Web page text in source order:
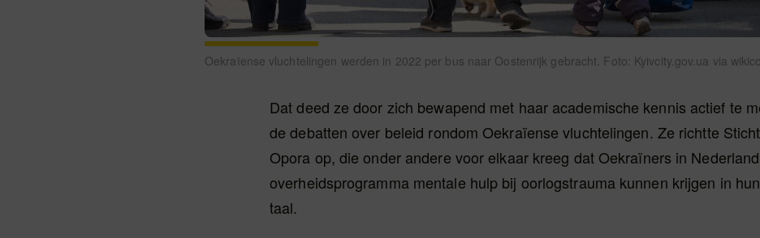
Oekraïense vluchtelingen werden in 2022 per bus naar Oostenrijk gebracht. Foto: Kyivcity.gov.ua via
Dat deed ze door zich bewapend met haar academische kennis actief te
de debatten over beleid rondom Oekraïense vluchtelingen. Ze richtte
Opora op, die onder andere voor elkaar kreeg dat Oekraïners in
overheidsprogramma mentale hulp bij oorlogstrauma kunnen krijgen in
taal.